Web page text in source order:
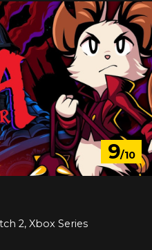
9/10
2, Xbox Series